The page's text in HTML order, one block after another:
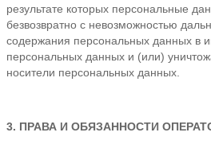
результате которых персональные
безвозвратно с невозможностью
содержания персональных данных в
персональных данных и (или)
носители персональных данных.
3. ПРАВА И ОБЯЗАННОСТИ